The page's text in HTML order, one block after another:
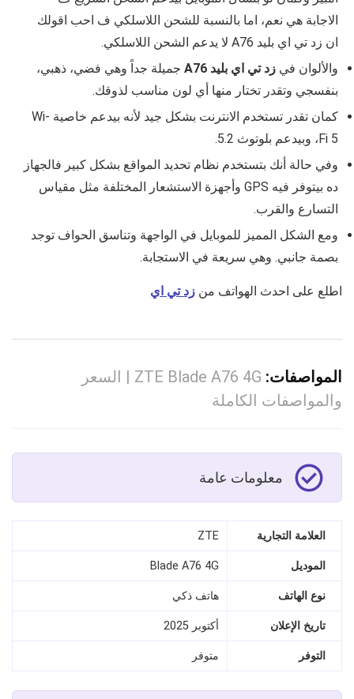
الاجابة هي نعم، اما بالنسبة للشحن اللاسلكي ف احب اقولك
ان زد تي اي بليد A76 لا يدعم الشحن اللاسلكي.
والألوان في زد تي اي بليد A76
جميلة جداً وهي فضي، ذهبي،
بنفسجي وتقدر تختار منها أي لون مناسب لذوقك.
كمان تقدر تستخدم الانترنت بشكل جيد لأنه بيدعم خاصية Wi-
Fi 5، وبيدعم بلوتوث 5.2.
وفي حالة أنك بتستخدم نظام تحديد المواقع بشكل كبير فالجهاز
ده بيتوفر فيه GPS وأجهزة الاستشعار المختلفة مثل مقياس
التسارع والقرب.
ومع الشكل المميز للموبايل في الواجهة وتناسق الحواف توجد
بصمة جانبي. وهي سريعة في الاستجابة.
اطلع على احدث الهواتف من زد تي اي
المواصفات:
ZTE Blade A76 4G | السعر
والمواصفات الكاملة
معلومات عامة
العلامة التجارية ZTE
الموديل Blade A76 4G
نوع الهاتف هاتف ذكي
تاريخ الإعلان أكتوبر 2025
التوفر متوفر